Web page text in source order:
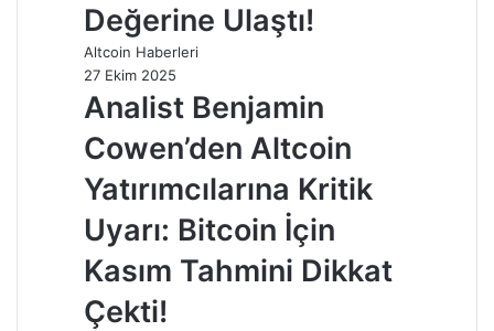
Değerine Ulaştı!
Altcoin Haberleri
27 Ekim 2025
Analist Benjamin
Cowen’den Altcoin
Yatırımcılarına Kritik
Uyarı: Bitcoin İçin
Kasım Tahmini Dikkat
Çekti!